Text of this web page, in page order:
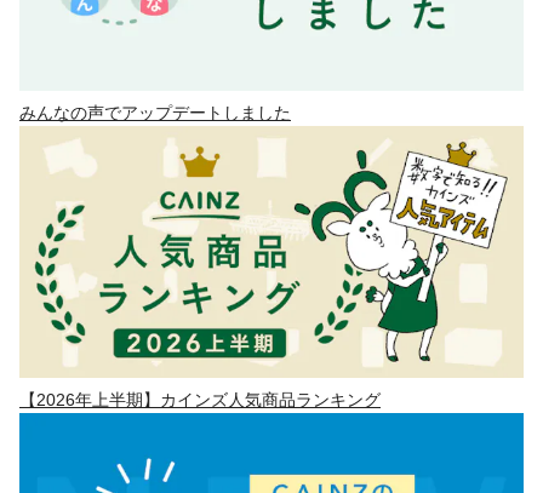
みんなの声でアップデートしました
【2026年上半期】カインズ人気商品ランキング